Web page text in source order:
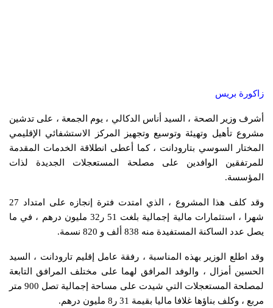
زاكورة بريس
أشرف وزير الصحة ، السيد أناس الدكالي ، يوم الجمعة ، على تدشين
مشروع تأهيل وتهيئة وتوسيع وتجهيز المركز الاستشفائي الإقليمي
المختار السوسي بتارودانت ، كما أعطى انطلاقة الخدمات المقدمة
للمرتفقين الوافدين على مصلحة المستعجلات الجديدة لذات
المؤسسة.
وقد كلف هذا المشروع ، الذي امتدت فترة إنجازه على امتداد 27
شهرا ، استثمارات مالية إجمالية بلغت 51 ر32 مليون درهم ، في ما
يصل عدد الساكنة المستفيدة منه 838 ألف و 820 نسمة.
وقد اطلع الوزير بهذه المناسبة ، رفقة عامل إقليم تارودانت ، السيد
الحسين أمزال ، والوفد المرافق لهما على مختلف المرافق التابعة
لمصلحة المستعجلات التي شيدت على مساحة إجمالية تصل 900 متر
مربع ، وكلف بناؤها غلافا ماليا بقيمة 31 ر8 مليون درهم.